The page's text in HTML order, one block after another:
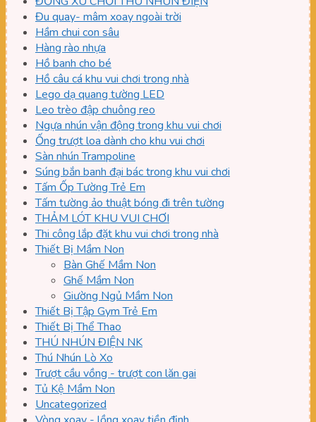
Đu quay- mâm xoay ngoài trời
Hầm chui con sâu
Hàng rào nhựa
Hồ banh cho bé
Hồ câu cá khu vui chơi trong nhà
Lego dạ quang tường LED
Leo trèo đập chuông reo
Ngựa nhún vận động trong khu vui chơi
Ống trượt loa dành cho khu vui chơi
Sàn nhún Trampoline
Súng bắn banh đại bác trong khu vui chơi
Tấm Ốp Tường Trẻ Em
Tấm tường ảo thuật bóng đi trên tường
THẢM LÓT KHU VUI CHƠI
Thi công lắp đặt khu vui chơi trong nhà
Thiết Bị Mầm Non
Bàn Ghế Mầm Non
Ghế Mầm Non
Giường Ngủ Mầm Non
Thiết Bị Tập Gym Trẻ Em
Thiết Bị Thể Thao
THÚ NHÚN ĐIỆN NK
Thú Nhún Lò Xo
Trượt cầu vồng - trượt con lăn gai
Tủ Kệ Mầm Non
Uncategorized